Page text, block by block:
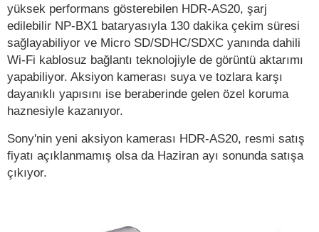
yüksek performans gösterebilen HDR-AS20, şarj
edilebilir NP-BX1 bataryasıyla 130 dakika çekim süresi
sağlayabiliyor ve Micro SD/SDHC/SDXC yanında dahili
Wi-Fi kablosuz bağlantı teknolojiyle de görüntü aktarımı
yapabiliyor. Aksiyon kamerası suya ve tozlara karşı
dayanıklı yapısını ise beraberinde gelen özel koruma
haznesiyle kazanıyor.
Sony'nin yeni aksiyon kamerası HDR-AS20, resmi satış
fiyatı açıklanmamış olsa da Haziran ayı sonunda satışa
çıkıyor.